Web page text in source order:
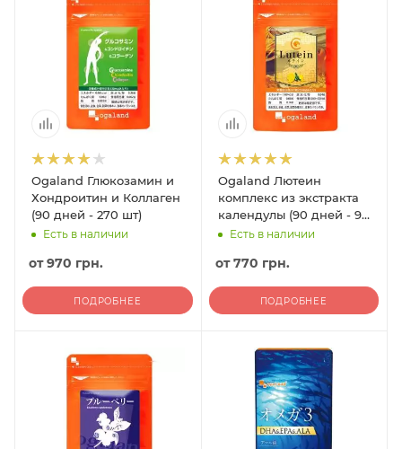
Ogaland Глюкозамин и
Хондроитин и Коллаген
(90 дней - 270 шт)
Есть в наличии
от970 грн.
ПОДРОБНЕЕ
Ogaland Лютеин
комплекс из экстракта
календулы (90 дней - 90
гранул)
Есть в наличии
от770 грн.
ПОДРОБНЕЕ